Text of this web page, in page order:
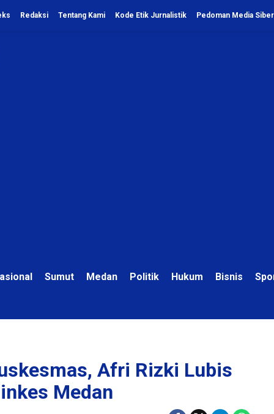
Redaksi Tentang Kami Kode Etik Jurnalistik Pedoman Media Siber
Sumut Medan Politik Hukum Bisnis
Afri Rizki Lubis
Medan